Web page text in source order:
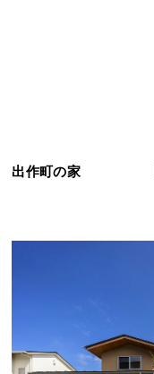
出作町の家